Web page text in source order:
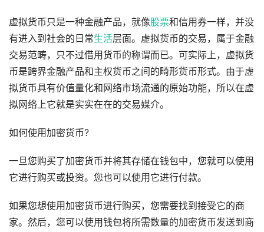
虚拟货币只是一种金融产品，就像股票和信用券一样，并没
有进入到社会的日常生活层面。虚拟货币的交易，属于金融
交易范畴，只不过借用货币的称谓而已。可实际上，虚拟货
币是跨界金融产品和主权货币之间的畸形货币形式。由于虚
拟货币具有价值量化和网络市场流通的原始功能，所以在虚
拟网络上它就是实实在在的交易媒介。
如何使用加密货币?
一旦您购买了加密货币并将其存储在钱包中，您就可以使用
它进行购买或投资。您也可以使用它进行付款。
如果您想使用加密货币进行购买，您需要找到接受它的商
家。然后，您可以使用钱包将所需数量的加密货币发送到商